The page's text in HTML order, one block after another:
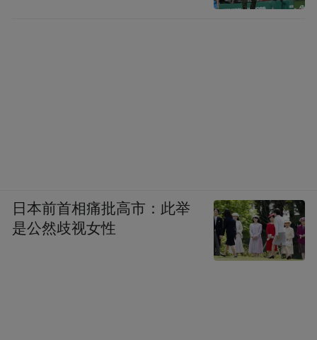
日本前首相痛批高市：此举
是公然歧视女性